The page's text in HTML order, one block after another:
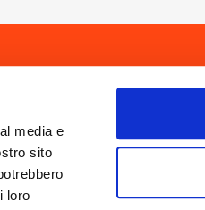
media e
sito
loro